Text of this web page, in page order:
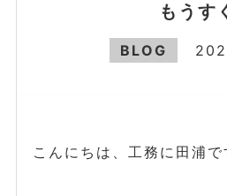
もうす
BLOG
こんにちは、工務に田浦で